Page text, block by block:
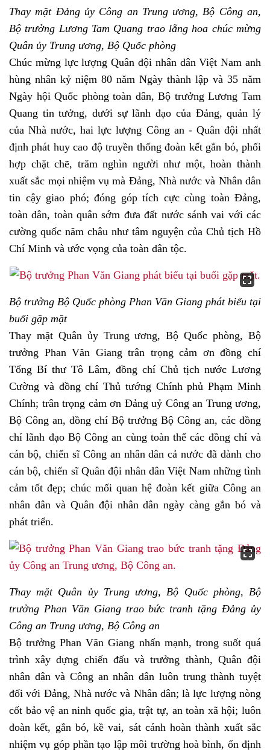
Thay mặt Đảng ủy Công an Trung ương, Bộ Công an,
Bộ trưởng Lương Tam Quang trao lẵng hoa chúc mừng
Quân ủy Trung ương, Bộ Quốc phòng
Chúc mừng lực lượng Quân đội nhân dân Việt Nam anh
hùng nhân kỷ niệm 80 năm Ngày thành lập và 35 năm
Ngày hội Quốc phòng toàn dân, Bộ trưởng Lương Tam
Quang tin tưởng, dưới sự lãnh đạo của Đảng, quản lý
của Nhà nước, hai lực lượng Công an - Quân đội nhất
định phát huy cao độ truyền thống đoàn kết gắn bó, phối
hợp chặt chẽ, trăm nghìn người như một, hoàn thành
xuất sắc mọi nhiệm vụ mà Đảng, Nhà nước và Nhân dân
tin cậy giao phó; đóng góp tích cực cùng toàn Đảng,
toàn dân, toàn quân sớm đưa đất nước sánh vai với các
cường quốc năm châu như tâm nguyện của Chủ tịch Hồ
Chí Minh và ước vọng của toàn dân tộc.
Bộ trưởng Bộ Quốc phòng Phan Văn Giang phát biểu tại
buổi gặp mặt
Thay mặt Quân ủy Trung ương, Bộ Quốc phòng, Bộ
trưởng Phan Văn Giang trân trọng cảm ơn đồng chí
Tổng Bí thư Tô Lâm, đồng chí Chủ tịch nước Lương
Cường và đồng chí Thủ tướng Chính phủ Phạm Minh
Chính; trân trọng cảm ơn Đảng uỷ Công an Trung ương,
Bộ Công an, đồng chí Bộ trưởng Bộ Công an, các đồng
chí lãnh đạo Bộ Công an cùng toàn thể các đồng chí và
cán bộ, chiến sĩ Công an nhân dân cả nước đã dành cho
cán bộ, chiến sĩ Quân đội nhân dân Việt Nam những tình
cảm tốt đẹp; chúc mối quan hệ đoàn kết giữa Công an
nhân dân và Quân đội nhân dân ngày càng gắn bó và
phát triển.
Thay mặt Quân ủy Trung ương, Bộ Quốc phòng, Bộ
trưởng Phan Văn Giang trao bức tranh tặng Đảng ủy
Công an Trung ương, Bộ Công an
Bộ trưởng Phan Văn Giang nhấn mạnh, trong suốt quá
trình xây dựng chiến đấu và trưởng thành, Quân đội
nhân dân và Công an nhân dân luôn trung thành tuyệt
đối với Đảng, Nhà nước và Nhân dân; là lực lượng nòng
cốt bảo vệ an ninh quốc gia, trật tự, an toàn xã hội; luôn
đoàn kết, gắn bó, kề vai, sát cánh hoàn thành xuất sắc
nhiệm vụ góp phần tạo lập môi trường hoà bình, ổn định